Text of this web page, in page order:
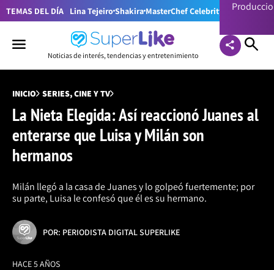
TEMAS DEL DÍA Lina TejeiroShakira MasterChef Celebrity Colombia
Noticias de interés, tendencias y entretenimiento
INICIO SERIES, CINE Y TV
La Nieta Elegida: Así reaccionó Juanes al
enterarse que Luisa y Milán son
hermanos
Milán llegó a la casa de Juanes y lo golpeó fuertemente; por
su parte, Luisa le confesó que él es su hermano.
POR: PERIODISTA DIGITAL SUPERLIKE
HACE 5 AÑOS